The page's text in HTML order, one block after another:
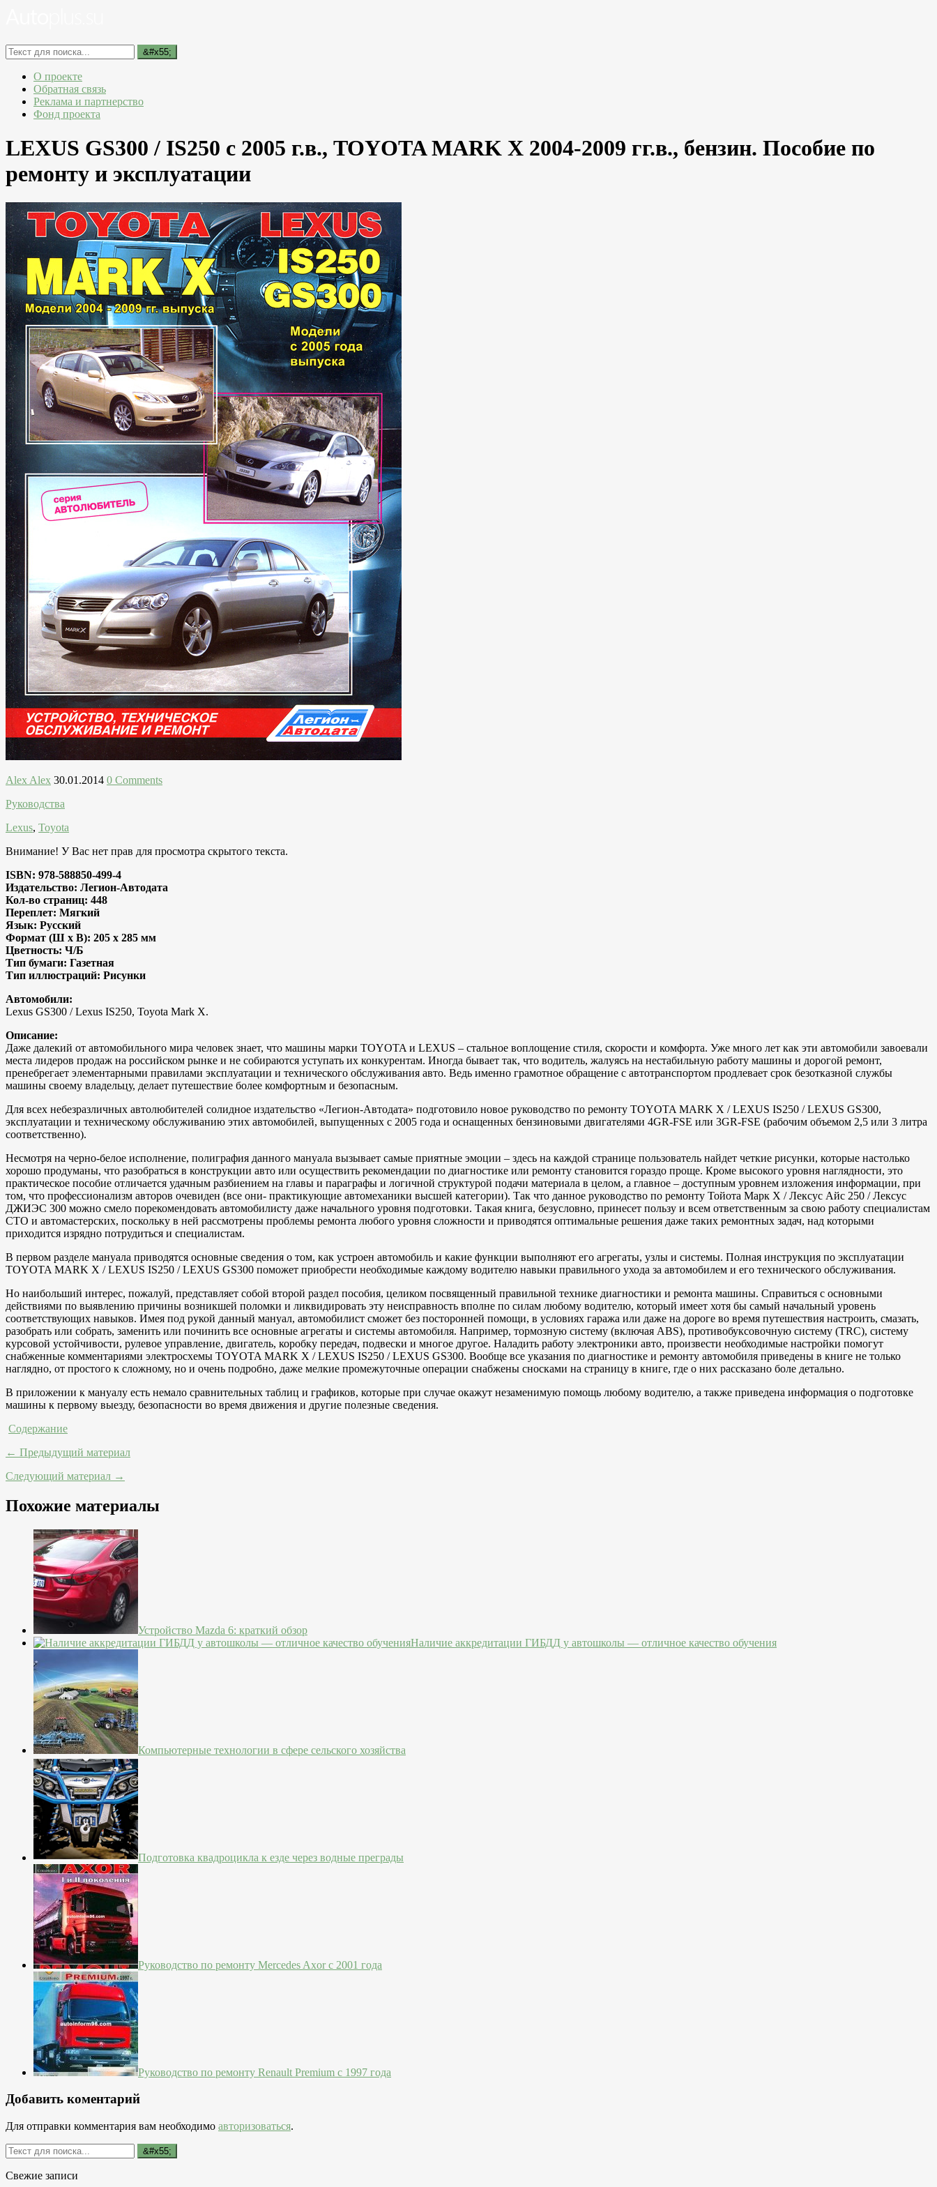
О проекте
Обратная связь
Реклама и партнерство
Фонд проекта
LEXUS GS300 / IS250 с 2005 г.в., TOYOTA MARK X 2004-2009 гг.в., бензин. Пособие по
ремонту и эксплуатации
Alex Alex 30.01.2014 0 Comments
Руководства
Lexus, Toyota
Внимание! У Вас нет прав для просмотра скрытого текста.
ISBN: 978-588850-499-4
Издательство: Легион-Aвтодата
Кол-во страниц: 448
Переплет: Мягкий
Язык: Русский
Формат (Ш x В): 205 x 285 мм
Цветность: Ч/Б
Тип бумаги: Газетная
Тип иллюстраций: Рисунки
Автомобили:
Lexus GS300 / Lexus IS250, Toyota Mark X.
Описание:
Даже далекий от автомобильного мира человек знает, что машины марки TOYOTA и LEXUS – стальное воплощение стиля, скорости и комфорта. Уже много лет как эти автомобили завоевали
места лидеров продаж на российском рынке и не собираются уступать их конкурентам. Иногда бывает так, что водитель, жалуясь на нестабильную работу машины и дорогой ремонт,
пренебрегает элементарными правилами эксплуатации и технического обслуживания авто. Ведь именно грамотное обращение с автотранспортом продлевает срок безотказной службы
машины своему владельцу, делает путешествие более комфортным и безопасным.
Для всех небезразличных автолюбителей солидное издательство «Легион-Aвтодата» подготовило новое руководство по ремонту TOYOTA MARK X / LEXUS IS250 / LEXUS GS300,
эксплуатации и техническому обслуживанию этих автомобилей, выпущенных с 2005 года и оснащенных бензиновыми двигателями 4GR-FSE или 3GR-FSE (рабочим объемом 2,5 или 3 литра
соответственно).
Несмотря на черно-белое исполнение, полиграфия данного мануала вызывает самые приятные эмоции – здесь на каждой странице пользователь найдет четкие рисунки, которые настолько
хорошо продуманы, что разобраться в конструкции авто или осуществить рекомендации по диагностике или ремонту становится гораздо проще. Кроме высокого уровня наглядности, это
практическое пособие отличается удачным разбиением на главы и параграфы и логичной структурой подачи материала в целом, а главное – доступным уровнем изложения информации, при
том, что профессионализм авторов очевиден (все они- практикующие автомеханики высшей категории). Так что данное руководство по ремонту Тойота Марк X / Лексус Айс 250 / Лексус
ДЖИЭС 300 можно смело порекомендовать автомобилисту даже начального уровня подготовки. Такая книга, безусловно, принесет пользу и всем ответственным за свою работу специалистам
СТО и автомастерских, поскольку в ней рассмотрены проблемы ремонта любого уровня сложности и приводятся оптимальные решения даже таких ремонтных задач, над которыми
приходится изрядно потрудиться и специалистам.
В первом разделе мануала приводятся основные сведения о том, как устроен автомобиль и какие функции выполняют его агрегаты, узлы и системы. Полная инструкция по эксплуатации
TOYOTA MARK X / LEXUS IS250 / LEXUS GS300 поможет приобрести необходимые каждому водителю навыки правильного ухода за автомобилем и его технического обслуживания.
Но наибольший интерес, пожалуй, представляет собой второй раздел пособия, целиком посвященный правильной технике диагностики и ремонта машины. Справиться с основными
действиями по выявлению причины возникшей поломки и ликвидировать эту неисправность вполне по силам любому водителю, который имеет хотя бы самый начальный уровень
соответствующих навыков. Имея под рукой данный мануал, автомобилист сможет без посторонней помощи, в условиях гаража или даже на дороге во время путешествия настроить, смазать,
разобрать или собрать, заменить или починить все основные агрегаты и системы автомобиля. Например, тормозную систему (включая ABS), противобуксовочную систему (TRC), систему
курсовой устойчивости, рулевое управление, двигатель, коробку передач, подвески и многое другое. Наладить работу электроники авто, произвести необходимые настройки помогут
снабженные комментариями электросхемы TOYOTA MARK X / LEXUS IS250 / LEXUS GS300. Вообще все указания по диагностике и ремонту автомобиля приведены в книге не только
наглядно, от простого к сложному, но и очень подробно, даже мелкие промежуточные операции снабжены сносками на страницу в книге, где о них рассказано боле детально.
В приложении к мануалу есть немало сравнительных таблиц и графиков, которые при случае окажут незаменимую помощь любому водителю, а также приведена информация о подготовке
машины к первому выезду, безопасности во время движения и другие полезные сведения.
Содержание
← Предыдущий материал
Следующий материал →
Похожие материалы
Устройство Mazda 6: краткий обзор
Наличие аккредитации ГИБДД у автошколы — отличное качество обучения
Компьютерные технологии в сфере сельского хозяйства
Подготовка квадроцикла к езде через водные преграды
Руководство по ремонту Mercedes Axor с 2001 года
Руководство по ремонту Renault Premium с 1997 года
Добавить коментарий
Для отправки комментария вам необходимо авторизоваться.
Свежие записи